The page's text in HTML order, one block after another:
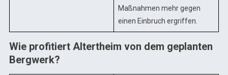
Maßnahmen mehr gegen
einen Einbruch ergriffen.
Wie profitiert Altertheim von dem geplanten
Bergwerk?